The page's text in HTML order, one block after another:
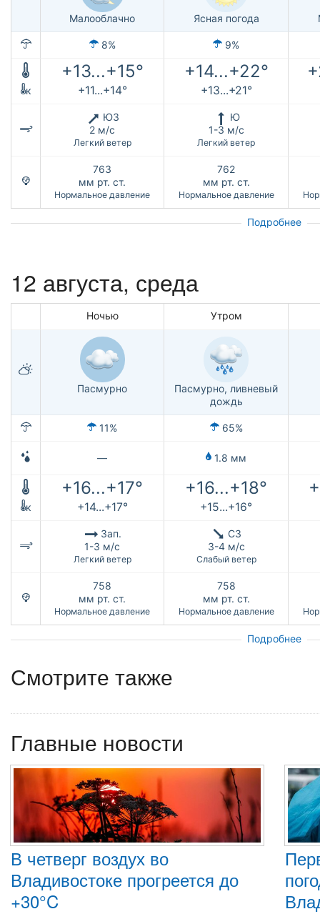
Малооблачно Ясная погода
8% 9%
+13...+15° +14...+22°
к +11...+14° +13...+21°
ЮЗ
2 м/с
Легкий ветер
Ю
1-3 м/с
Легкий ветер
763
мм рт. ст.
Нормальное давление
762
мм рт. ст.
Нормальное давление
Подробнее
12 августа, среда
Ночью Утром
Пасмурно
Пасмурно, ливневый
дождь
11% 65%
— 1.8 мм
+16...+17° +16...+18°
к +14...+17° +15...+16°
Зап.
1-3 м/с
Легкий ветер
СЗ
3-4 м/с
Слабый ветер
758
мм рт. ст.
Нормальное давление
758
мм рт. ст.
Нормальное давление
Подробнее
Смотрите также
Главные новости
В четверг воздух во
Владивостоке прогреется до
+30°C